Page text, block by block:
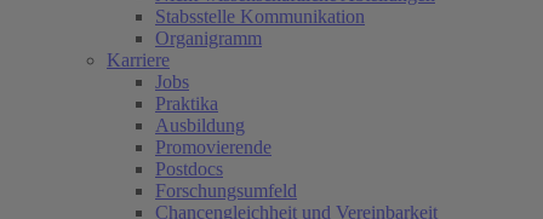
Stabsstelle Kommunikation
Organigramm
Karriere
Jobs
Praktika
Ausbildung
Promovierende
Postdocs
Forschungsumfeld
Chancengleichheit und Vereinbarkeit